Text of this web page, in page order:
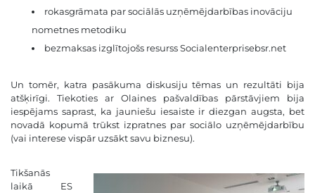
rokasgrāmata parsociālās uzņēmējdarbības inovāciju
nometnes metodiku
bezmaksas izglītojošs resurssSocialenterprisebsr.net
Un tomēr, katra pasākuma diskusiju tēmas un rezultāti bija
atšķirīgi. Tiekoties ar Olaines pašvaldības pārstāvjiem bija
iespējams saprast, ka jauniešu iesaiste ir diezgan augsta, bet
novadā kopumā trūkst izpratnes par sociālo uzņēmējdarbību
(vai interese vispār uzsākt savu biznesu).
Tikšanās
laikā ES